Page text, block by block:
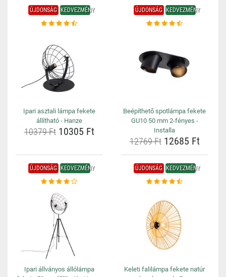
ÚJDONSÁG KEDVEZMÉNY
Ipari asztali lámpa fekete
állítható - Hanze
10379 Ft10305 Ft
ÚJDONSÁG KEDVEZMÉNY
Beépíthető spotlámpa fekete
GU10 50 mm 2-fényes -
Installa
12769 Ft12685 Ft
ÚJDONSÁG KEDVEZMÉNY
Ipari állványos állólámpa
ÚJDONSÁG KEDVEZMÉNY
Keleti falilámpa fekete natúr